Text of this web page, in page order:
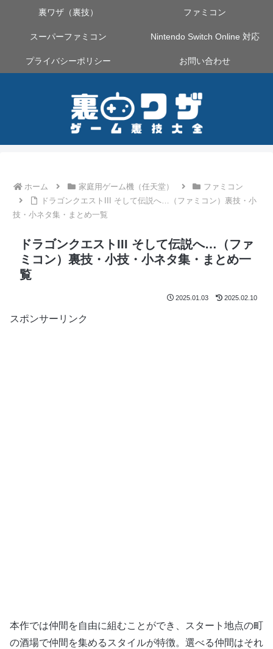
裏ワザ（裏技） ファミコン
スーパーファミコン Nintendo Switch Online 対応
プライバシーポリシー お問い合わせ
ホーム 家庭用ゲーム機（任天堂）
ファミコン
ドラゴンクエストIII そして伝説へ…（ファミコン）裏技・小
技・小ネタ集・まとめ一覧
ドラゴンクエストIII そして伝説へ…（ファ
ミコン）裏技・小技・小ネタ集・まとめ一
覧
2025.01.03 2025.02.10
スポンサーリンク
本作では仲間を自由に組むことができ、スタート地点の町
の酒場で仲間を集めるスタイルが特徴。選べる仲間はそれ